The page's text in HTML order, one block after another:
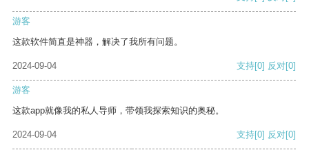
游客
这款软件简直是神器，解决了我所有问题。
2024-09-04 支持[0] 反对[0]
游客
这款app就像我的私人导师，带领我探索知识的奥秘。
2024-09-04 支持[0] 反对[0]